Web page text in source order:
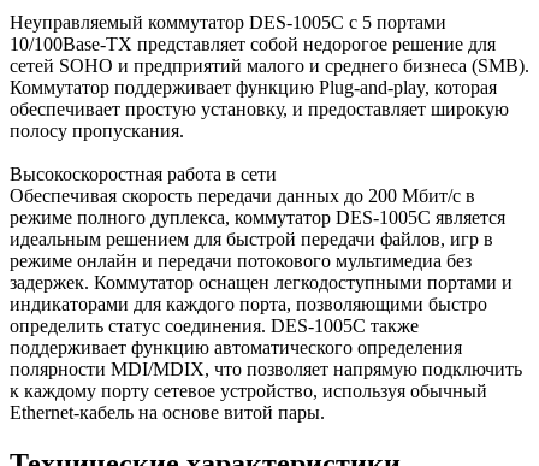
Неуправляемый коммутатор DES-1005C с 5 портами
10/100Base-TX представляет собой недорогое решение для
сетей SOHO и предприятий малого и среднего бизнеса (SMB).
Коммутатор поддерживает функцию Plug-and-play, которая
обеспечивает простую установку, и предоставляет широкую
полосу пропускания.
Высокоскоростная работа в сети
Обеспечивая скорость передачи данных до 200 Мбит/с в
режиме полного дуплекса, коммутатор DES-1005С является
идеальным решением для быстрой передачи файлов, игр в
режиме онлайн и передачи потокового мультимедиа без
задержек. Коммутатор оснащен легкодоступными портами и
индикаторами для каждого порта, позволяющими быстро
определить статус соединения. DES-1005С также
поддерживает функцию автоматического определения
полярности MDI/MDIX, что позволяет напрямую подключить
к каждому порту сетевое устройство, используя обычный
Ethernet-кабель на основе витой пары.